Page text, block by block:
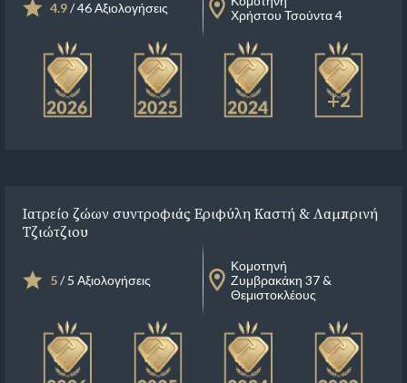
4.9/ 46 Αξιολογήσεις
Χρήστου Τσούντα 4
+2
Ιατρείο ζώων συντροφιάς Εριφύλη Καστή & Λαμπρινή
Τζιώτζιου
5/ 5 Αξιολογήσεις
Κομοτηνή
Ζυμβρακάκη 37 &
Θεμιστοκλέους